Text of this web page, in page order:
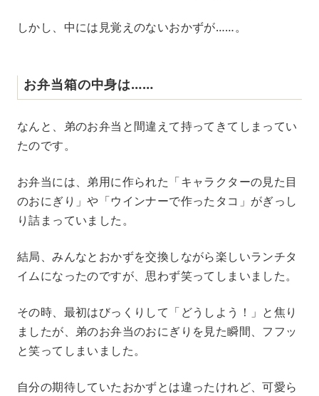
しかし、中には見覚えのないおかずが……。
お弁当箱の中身は……
なんと、弟のお弁当と間違えて持ってきてしまってい
たのです。
お弁当には、弟用に作られた「キャラクターの見た目
のおにぎり」や「ウインナーで作ったタコ」がぎっし
り詰まっていました。
結局、みんなとおかずを交換しながら楽しいランチタ
イムになったのですが、思わず笑ってしまいました。
その時、最初はびっくりして「どうしよう！」と焦り
ましたが、弟のお弁当のおにぎりを見た瞬間、フフッ
と笑ってしまいました。
自分の期待していたおかずとは違ったけれど、可愛ら